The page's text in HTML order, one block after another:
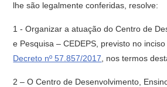
lhe são legalmente conferidas, resolve:
1 - Organizar a atuação do Centro de
e Pesquisa – CEDEPS, previsto no
Decreto nº 57.857/2017 , nos termos
2 – O Centro de Desenvolvimento,